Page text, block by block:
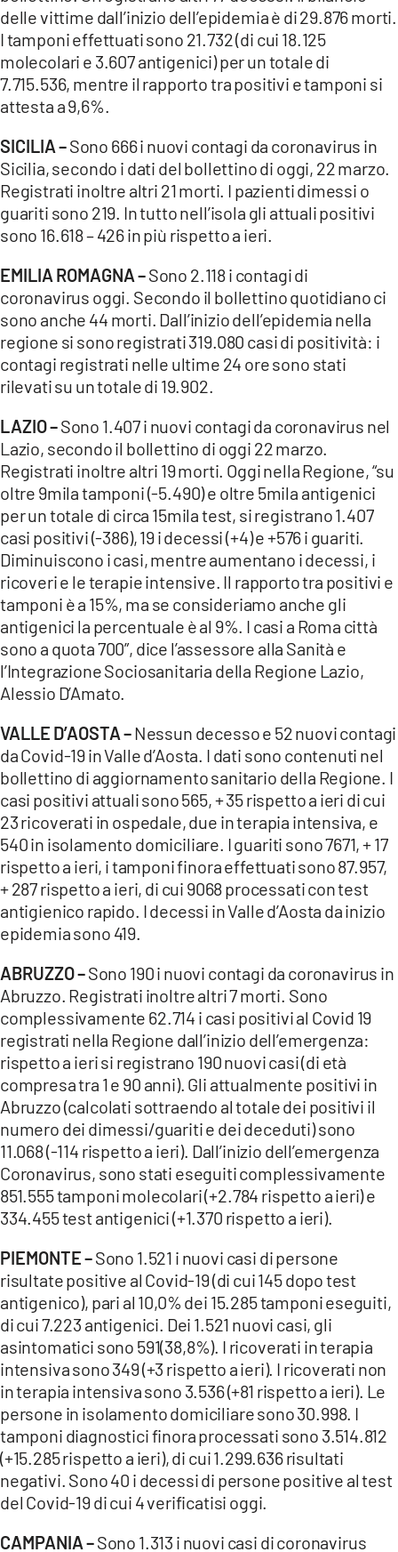
delle vittime dall’inizio dell’epidemia è di 29.876 morti.
I tamponi effettuati sono 21.732 (di cui 18.125
molecolari e 3.607 antigenici) per un totale di
7.715.536, mentre il rapporto tra positivi e tamponi si
attesta a 9,6%.
SICILIA –Sono 666 i nuovi contagi da coronavirus in
Sicilia, secondo i dati del bollettino di oggi, 22 marzo.
Registrati inoltre altri 21 morti. I pazienti dimessi o
guariti sono 219. In tutto nell’isola gli attuali positivi
sono 16.618 – 426 in più rispetto a ieri.
EMILIA ROMAGNA –Sono 2.118 i contagi di
coronavirus oggi. Secondo il bollettino quotidiano ci
sono anche 44 morti. Dall’inizio dell’epidemia nella
regione si sono registrati 319.080 casi di positività: i
contagi registrati nelle ultime 24 ore sono stati
rilevati su un totale di 19.902.
LAZIO –Sono 1.407 i nuovi contagi da coronavirus nel
Lazio, secondo il bollettino di oggi 22 marzo.
Registrati inoltre altri 19 morti. Oggi nella Regione, “su
oltre 9mila tamponi (-5.490) e oltre 5mila antigenici
per un totale di circa 15mila test, si registrano 1.407
casi positivi (-386), 19 i decessi (+4) e +576 i guariti.
Diminuiscono i casi, mentre aumentano i decessi, i
ricoveri e le terapie intensive. Il rapporto tra positivi e
tamponi è a 15%, ma se consideriamo anche gli
antigenici la percentuale è al 9%. I casi a Roma città
sono a quota 700”, dice l’assessore alla Sanità e
l’Integrazione Sociosanitaria della Regione Lazio,
Alessio D’Amato.
VALLE D’AOSTA –Nessun decesso e 52 nuovi contagi
da Covid-19 in Valle d’Aosta. I dati sono contenuti nel
bollettino di aggiornamento sanitario della Regione. I
casi positivi attuali sono 565, + 35 rispetto a ieri di cui
23 ricoverati in ospedale, due in terapia intensiva, e
540 in isolamento domiciliare. I guariti sono 7671, + 17
rispetto a ieri, i tamponi finora effettuati sono 87.957,
+ 287 rispetto a ieri, di cui 9068 processati con test
antigienico rapido. I decessi in Valle d’Aosta da inizio
epidemia sono 419.
ABRUZZO –Sono 190 i nuovi contagi da coronavirus in
Abruzzo. Registrati inoltre altri 7 morti. Sono
complessivamente 62.714 i casi positivi al Covid 19
registrati nella Regione dall’inizio dell’emergenza:
rispetto a ieri si registrano 190 nuovi casi (di età
compresa tra 1 e 90 anni). Gli attualmente positivi in
Abruzzo (calcolati sottraendo al totale dei positivi il
numero dei dimessi/guariti e dei deceduti) sono
11.068 (-114 rispetto a ieri). Dall’inizio dell’emergenza
Coronavirus, sono stati eseguiti complessivamente
851.555 tamponi molecolari (+2.784 rispetto a ieri) e
334.455 test antigenici (+1.370 rispetto a ieri).
PIEMONTE –Sono 1.521 i nuovi casi di persone
risultate positive al Covid-19 (di cui 145 dopo test
antigenico), pari al 10,0% dei 15.285 tamponi eseguiti,
di cui 7.223 antigenici. Dei 1.521 nuovi casi, gli
asintomatici sono 591(38,8%). I ricoverati in terapia
intensiva sono 349 (+3 rispetto a ieri). I ricoverati non
in terapia intensiva sono 3.536 (+81 rispetto a ieri). Le
persone in isolamento domiciliare sono 30.998. I
tamponi diagnostici finora processati sono 3.514.812
(+15.285 rispetto a ieri), di cui 1.299.636 risultati
negativi. Sono 40 i decessi di persone positive al test
del Covid-19 di cui 4 verificatisi oggi.
CAMPANIA –Sono 1.313 i nuovi casi di coronavirus